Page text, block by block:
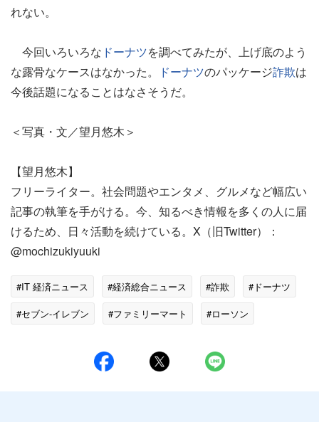
れない。
今回いろいろな ドーナツを調べてみたが、上げ底のよう
な露骨なケースはなかった。
ドーナツのパッケージ詐欺は
今後話題になることはなさそうだ。
＜写真・文／望月悠木＞
【望月悠木】
フリーライター。社会問題やエンタメ、グルメなど幅広い
記事の執筆を手がける。今、知るべき情報を多くの人に届
けるため、日々活動を続けている。X（旧Twitter）：
@mochizukiyuuki
#IT 経済ニュース #経済総合ニュース #詐欺
#ドーナツ
#セブン-イレブン
#ファミリーマート #ローソン